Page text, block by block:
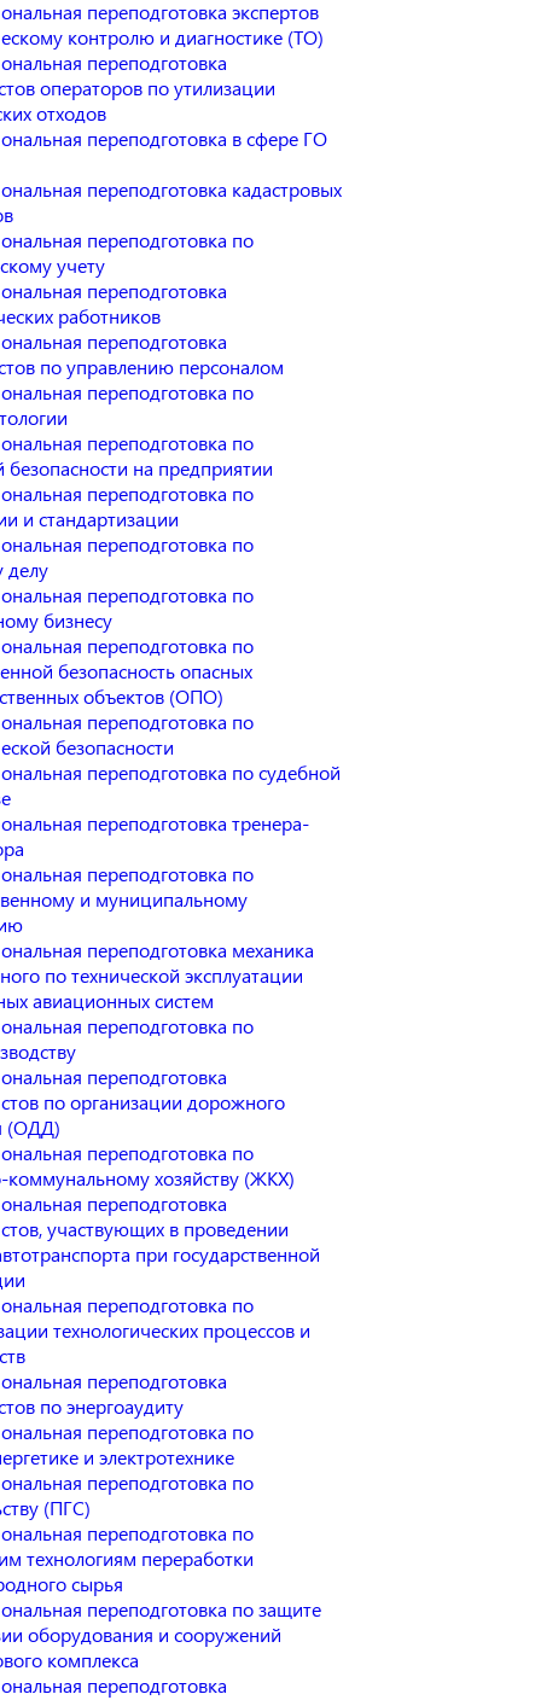
переподготовка экспертов
контролю и диагностике (ТО)
переподготовка
операторов по утилизации
отходов
переподготовка в сфере ГО
переподготовка кадастровых
переподготовка по
учету
переподготовка
работников
переподготовка
по управлению персоналом
переподготовка по
переподготовка по
на предприятии
переподготовка по
и стандартизации
переподготовка по
делу
переподготовка по
бизнесу
переподготовка по
безопасность опасных
объектов (ОПО)
переподготовка по
безопасности
переподготовка по судебной
переподготовка тренера-
переподготовка по
и муниципальному
переподготовка механика
по технической эксплуатации
авиационных систем
переподготовка по
переподготовка
по организации дорожного
(ОДД)
переподготовка по
хозяйству (ЖКХ)
переподготовка
участвующих в проведении
при государственной
переподготовка по
технологических процессов и
переподготовка
по энергоаудиту
переподготовка по
и электротехнике
переподготовка по
(ПГС)
переподготовка по
технологиям переработки
сырья
переподготовка по защите
оборудования и сооружений
комплекса
переподготовка